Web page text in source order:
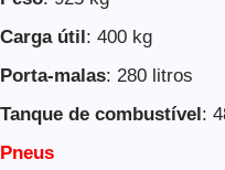
Carga útil: 400 kg
Porta-malas: 280 litros
Tanque de combustível:
Pneus